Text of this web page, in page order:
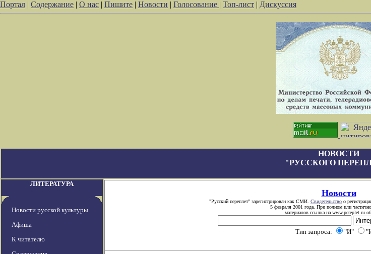
Портал | Содержание | О нас | Пишите | Новости | Голосование | Топ-лист | Дискуссия
НОВОСТИ
"РУССКОГО
ЛИТЕРАТУРА
Новости русской культуры
Афиша
К читателю
Новости
"Русский переплет" зарегистрирован как СМИ. Свидетельство о
5 февраля 2001 года. При полном или
материалов ссылка на www.pereplet.ru
Тип запроса: "И"